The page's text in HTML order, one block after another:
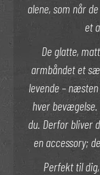
alene, som når
et
De glatte,
armbåndet et
levende –
hver
du. Derfor bliver
en accessory;
Perfekt til